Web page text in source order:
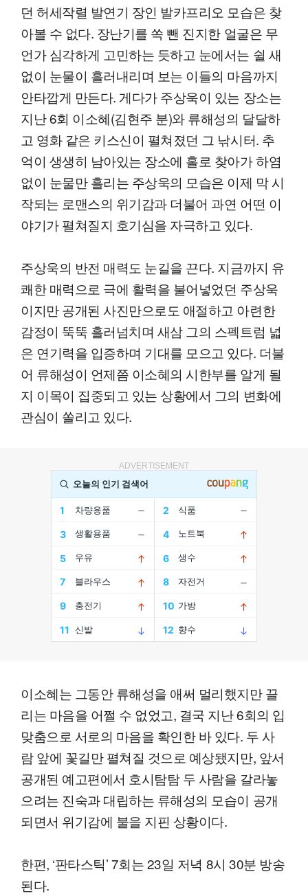
던 허세작렬 발연기 장인 발카프리오 모습은 찾
아볼 수 없다. 장난기를 쏙 뺀 진지한 얼굴은 무
언가 심각하게 고민하는 듯하고 눈에서는 쉴 새
없이 눈물이 흘러내리며 보는 이들의 마음까지
안타깝게 만든다. 게다가 주상욱이 있는 장소는
지난 6회 이소혜(김현주 분)와 류해성의 달달하
고 영화 같은 키스신이 펼쳐졌던 그 낚시터. 추
억이 생생히 남아있는 장소에 홀로 찾아가 하염
없이 눈물만 흘리는 주상욱의 모습은 이제 막 시
작되는 로맨스의 위기감과 더불어 과연 어떤 이
야기가 펼쳐질지 호기심을 자극하고 있다.
주상욱의 반전 매력도 눈길을 끈다. 지금까지 유
쾌한 매력으로 극에 활력을 불어넣었던 주상욱
이지만 공개된 사진만으로도 애절하고 아련한
감정이 뚝뚝 흘러넘치며 새삼 그의 스펙트럼 넓
은 연기력을 입증하며 기대를 모으고 있다. 더불
어 류해성이 언제쯤 이소혜의 시한부를 알게 될
지 이목이 집중되고 있는 상황에서 그의 변화에
관심이 쏠리고 있다.
ADVERTISEMENT
이소혜는 그동안 류해성을 애써 멀리했지만 끌
리는 마음을 어쩔 수 없었고, 결국 지난 6회의 입
맞춤으로 서로의 마음을 확인한 바 있다. 두 사
람 앞에 꽃길만 펼쳐질 것으로 예상됐지만, 앞서
공개된 예고편에서 호시탐탐 두 사람을 갈라놓
으려는 진숙과 대립하는 류해성의 모습이 공개
되면서 위기감에 불을 지핀 상황이다.
한편, ‘판타스틱’ 7회는 23일 저녁 8시 30분 방송
된다.